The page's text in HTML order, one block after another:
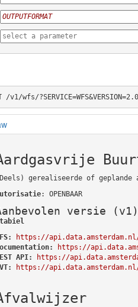
/v1/wfs/
gerealiseerde of
: OPENBAAR
versie (v1)
https://
https://
API:
https://
https://